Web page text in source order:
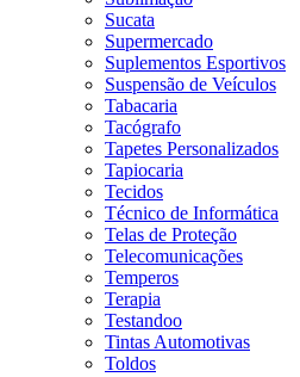
Sucata
Supermercado
Suplementos Esportivos
Suspensão de Veículos
Tabacaria
Tacógrafo
Tapetes Personalizados
Tapiocaria
Tecidos
Técnico de Informática
Telas de Proteção
Telecomunicações
Temperos
Terapia
Testandoo
Tintas Automotivas
Toldos